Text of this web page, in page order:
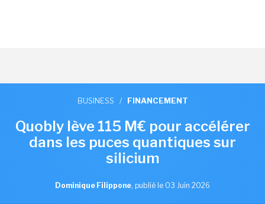
BUSINESS / FINANCEMENT
Quobly lève 115 M€ pour accélérer
dans les puces quantiques sur
silicium
Dominique Filippone, publié le 03 Juin 2026